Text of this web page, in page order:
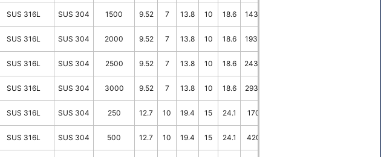
SUS 316L SUS 304 1500 9.52 7 13.8 10 18.6 1430
SUS 316L SUS 304 2000 9.52 7 13.8 10 18.6 1930
SUS 316L SUS 304 2500 9.52 7 13.8 10 18.6 2430
SUS 316L SUS 304 3000 9.52 7 13.8 10 18.6 2930
SUS 316L SUS 304 250 12.7 10 19.4 15 24.1 170
SUS 316L SUS 304 500 12.7 10 19.4 15 24.1 420